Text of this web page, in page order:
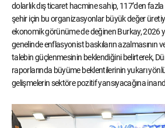
dolarlık dış ticaret hacmine sahip, 117’den
şehir için bu organizasyonlar büyük değer
ekonomik görünüme de değinen Burkay, 2026
genelinde enflasyonist baskıların azalmasının
talebin güçlenmesinin beklendiğini belirterek,
raporlarında büyüme beklentilerinin yukarı
gelişmelerin sektöre pozitif yansıyacağına